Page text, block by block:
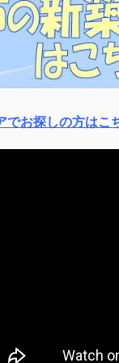
でお探しの方はこ